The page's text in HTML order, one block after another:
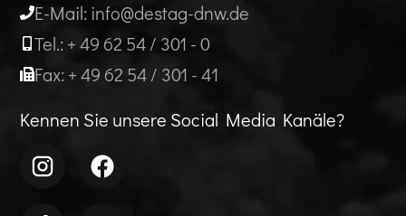
E-Mail: info@destag-dnw.de
Tel.: + 49 62 54 / 301 - 0
Fax: + 49 62 54 / 301 - 41
Kennen Sie unsere Social Media Kanäle?